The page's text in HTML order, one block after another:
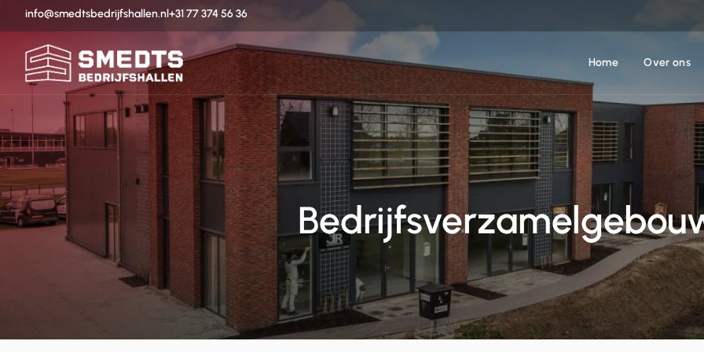
info@smedtsbedrijfshallen.nl+31 77 374 56 36
Home Over ons